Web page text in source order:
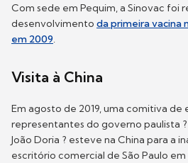
Com sede em Pequim, a Sinovac foi
desenvolvimento da primeira vacina
em 2009
Visita à China
Em agosto de 2019, uma comitiva de
representantes do governo paulista
João Doria ? esteve na China para a
escritório comercial de São Paulo